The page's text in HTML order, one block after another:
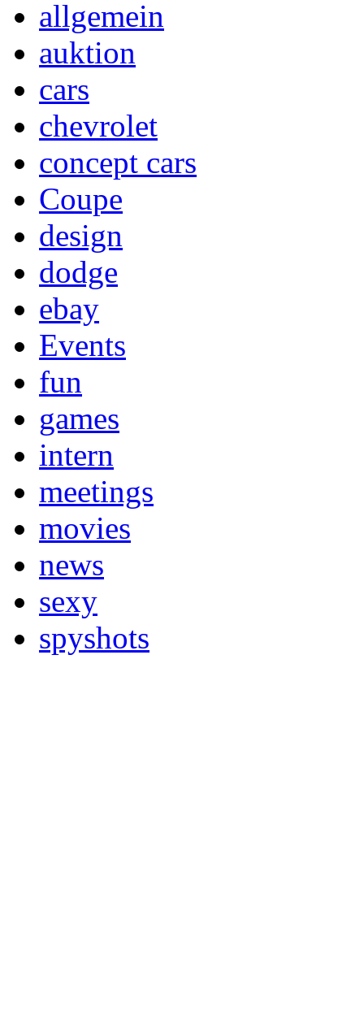
allgemein
auktion
cars
chevrolet
concept cars
Coupe
design
dodge
ebay
Events
fun
games
intern
meetings
movies
news
sexy
spyshots